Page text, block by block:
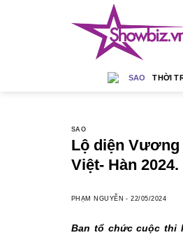
SAO THỜI
SAO
Lộ diện Vương
Việt- Hàn 2024.
PHẠM NGUYỄN -22/05/2024
Ban tổ chức cuộc thi